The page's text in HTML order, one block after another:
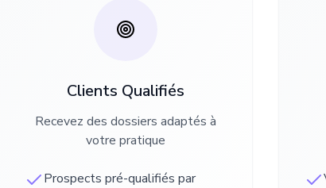
Clients Qualifiés
Recevez des dossiers adaptés à
votre pratique
Prospects pré-qualifiés par